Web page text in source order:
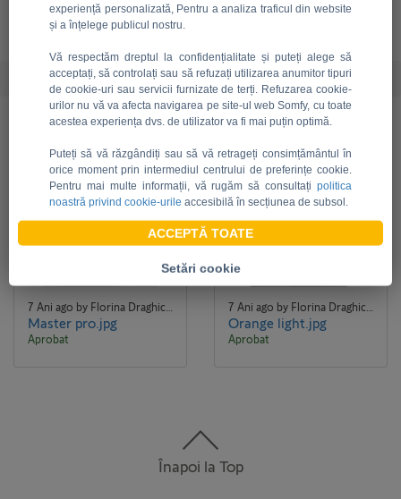
Acasă Accesorii Lumini
Document
7 Ani ago by Florina Draghici Florina Draghici
Master pro.jpg
Aprobat
7 Ani ago by Florina Draghici Florina Draghici
Orange light.jpg
Aprobat
Înapoi la Top
experiență personalizată, Pentru a analiza traficul din website
și a înțelege publicul nostru.
Vă respectăm dreptul la confidențialitate și puteți alege să
acceptați, să controlați sau să refuzați utilizarea anumitor tipuri
de cookie-uri sau servicii furnizate de terți. Refuzarea cookie-
urilor nu vă va afecta navigarea pe site-ul web Somfy, cu toate
acestea experiența dvs. de utilizator va fi mai puțin optimă.
Puteți să vă răzgândiți sau să vă retrageți consimțământul în
orice moment prin intermediul centrului de preferințe cookie.
Pentru mai multe informații, vă rugăm să consultați politica
noastră privind cookie-urile accesibilă în secțiunea de subsol.
ACCEPTĂ TOATE
Setări cookie